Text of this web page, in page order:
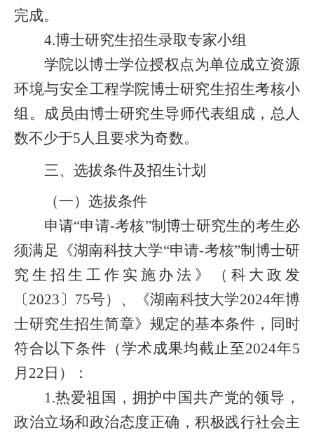
完成。
4.博士研究生招生录取专家小组
学院以博士学位授权点为单位成立资源
环境与安全工程学院博士研究生招生考核小
组。成员由博士研究生导师代表组成，总人
数不少于5人且要求为奇数。
三、 选拔条件及招生计划
（一）选拔条件
申请“申请-考核”制博士研究生的考生必
须满足《湖南科技大学“申请-考核”制博士研
究生招生工作实施办法》（科大政发
〔2023〕75号）、《湖南科技大学2024年博
士研究生招生简章》规定的基本条件，同时
符合以下条件（学术成果均截止至2024年5
月 22 日）：
1.热爱祖国，拥护中国共产党的领导，
政治立场和政治态度正确，积极践行社会主